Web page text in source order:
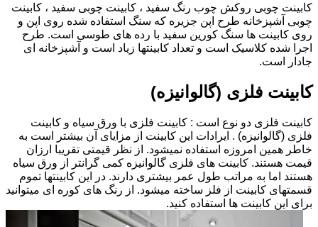
کابینت چوبی روکش چوب رنگ سفید ، کابینت چوبی سفید ، کابینت
چوبی آشپزخانه طرح اپن جزیره که سنگ استفاده شده روی اپن و
روی کابینت ها سنگ کورین سفید با رده های طوسی است. طرح
اجرا شده کلاسیک است و تعداد کابینتها زیاد است و آشپزخانه ای
جادار است.
کابینت فلزی (گالوانیزه)
کابینت فلزی دو نوع است : کابینت فلزی با ورق سیاه و کابینت
فلزی (گالوانیزه) . ایرادات این کابینت از مزایای آن بیشتر است به
خاطر همین امروزه استفاده نمیشود. از نظر قیمتی تقریبا ارزان
قیمت هستند. کابینت های فلزی گالوانیزه کمی گرانتر از ورق سیاه
هستند اما به مراتب طول عمر بیشتری دارند. در این کابینتها تموم
قسمتهای کابینت از فلز ساخته میشود. از رنگ های کوره ای میتوانید
برای این کابینت ها استفاده کنید.